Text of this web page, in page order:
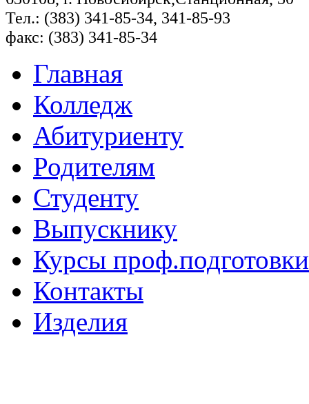
Тел.: (383) 341-85-34, 341-85-93
факс: (383) 341-85-34
Главная
Колледж
Абитуриенту
Родителям
Студенту
Выпускнику
Курсы проф.подготовки
Контакты
Изделия